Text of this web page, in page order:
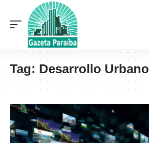
Tag: Desarrollo Urbano